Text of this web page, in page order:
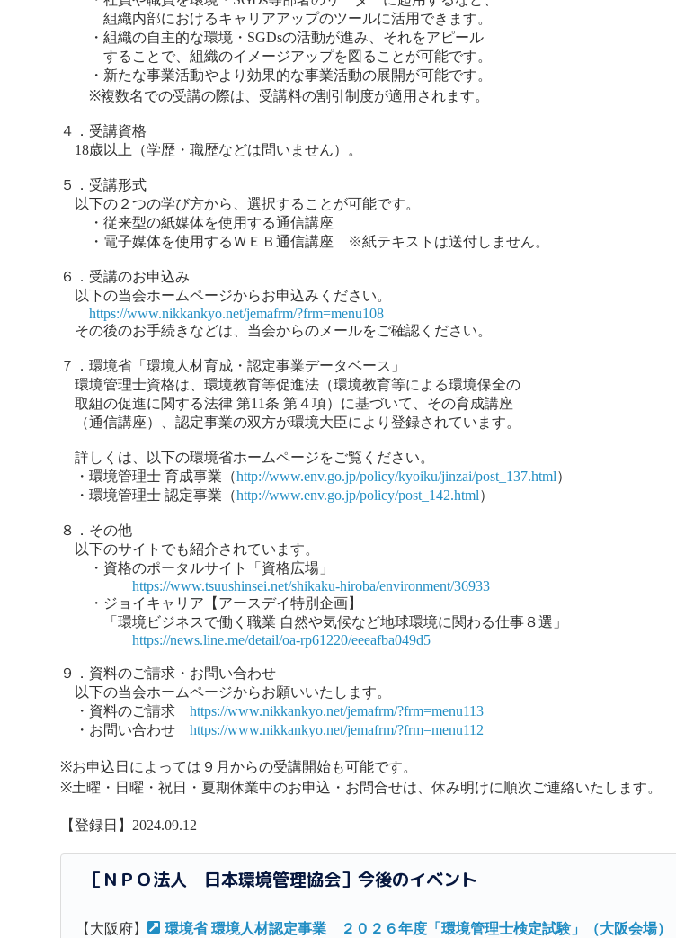
組織内部におけるキャリアアップのツールに活用できます。
・組織の自主的な環境・SGDsの活動が進み、それをアピール
することで、組織のイメージアップを図ることが可能です。
・新たな事業活動やより効果的な事業活動の展開が可能です。
※複数名での受講の際は、受講料の割引制度が適用されます。
４．受講資格
18歳以上（学歴・職歴などは問いません）。
５．受講形式
以下の２つの学び方から、選択することが可能です。
・従来型の紙媒体を使用する通信講座
・電子媒体を使用するＷＥＢ通信講座 ※紙テキストは送付しません。
６．受講のお申込み
以下の当会ホームページからお申込みください。
https://www.nikkankyo.net/jemafrm/?frm=menu108
その後のお手続きなどは、当会からのメールをご確認ください。
７．環境省「環境人材育成・認定事業データベース」
環境管理士資格は、環境教育等促進法（環境教育等による環境保全の
取組の促進に関する法律 第11条 第４項）に基づいて、その育成講座
（通信講座）、認定事業の双方が環境大臣により登録されています。
詳しくは、以下の環境省ホームページをご覧ください。
・環境管理士 育成事業（http://www.env.go.jp/policy/kyoiku/jinzai/post_137.html）
・環境管理士 認定事業（http://www.env.go.jp/policy/post_142.html）
８．その他
以下のサイトでも紹介されています。
・資格のポータルサイト「資格広場」
https://www.tsuushinsei.net/shikaku-hiroba/environment/36933
・ジョイキャリア【アースデイ特別企画】
「環境ビジネスで働く職業 自然や気候など地球環境に関わる仕事８選」
https://news.line.me/detail/oa-rp61220/eeeafba049d5
９．資料のご請求・お問い合わせ
以下の当会ホームページからお願いいたします。
・資料のご請求https://www.nikkankyo.net/jemafrm/?frm=menu113
・お問い合わせhttps://www.nikkankyo.net/jemafrm/?frm=menu112
※お申込日によっては９月からの受講開始も可能です。
※土曜・日曜・祝日・夏期休業中のお申込・お問合せは、休み明けに順次ご連絡いたします。
【登録日】2024.09.12
［ＮＰＯ法人 日本環境管理協会］今後のイベント
【大阪府】
環境省 環境人材認定事業 ２０２６年度「環境管理士検定試験」（大阪会場）